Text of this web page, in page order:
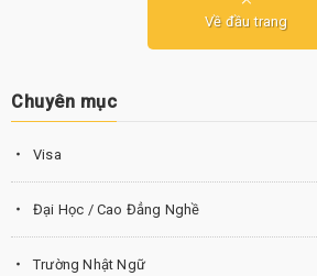
Về đầu trang
Chuyên mục
Visa
Đại Học / Cao Đẳng Nghề
Trường Nhật Ngữ